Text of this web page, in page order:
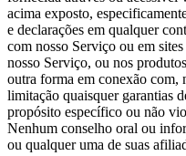
acima exposto,
e declarações em qualquer
com nosso Serviço ou em
nosso Serviço, ou nos
outra forma em conexão com,
limitação quaisquer garantias
propósito específico ou não
Nenhum conselho oral ou
ou qualquer uma de suas